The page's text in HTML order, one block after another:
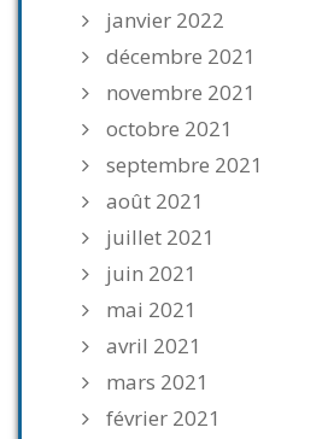
janvier 2022
décembre 2021
novembre 2021
octobre 2021
septembre 2021
août 2021
juillet 2021
juin 2021
mai 2021
avril 2021
mars 2021
février 2021